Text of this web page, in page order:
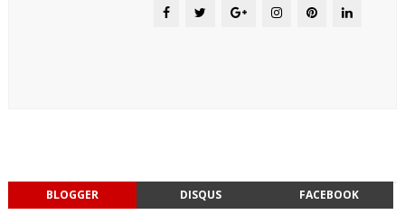
BLOGGER DISQUS FACEBOOK